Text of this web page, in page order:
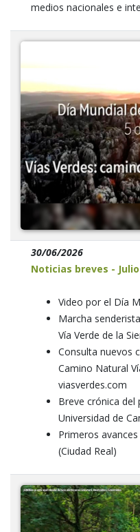
medios nacionales e
30/06/2026
Noticias breves - Julio
Video por el Día
Marcha
Vía Verde de la
Consulta nuevos
Camino Natural
viasverdes.com
Breve crónica del
Universidad de
Primeros
(Ciudad Real)